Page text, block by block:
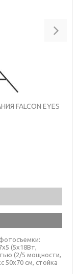
FALCON EYES
(5х18Вт,
(2/5 мощности,
50х70 см, стойка